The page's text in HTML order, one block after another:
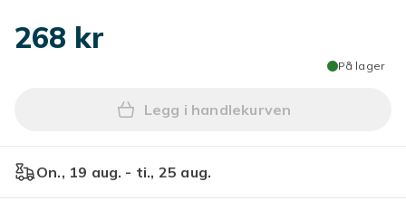
268 kr
På lager
Legg Trådløs CarPlay
Legg i handlekurven
On., 19 aug. - ti., 25 aug.